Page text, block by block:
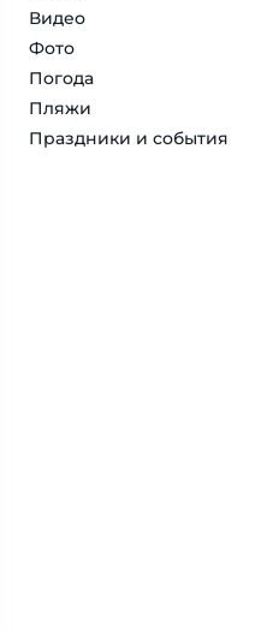
Видео
Фото
Погода
Пляжи
Праздники и события